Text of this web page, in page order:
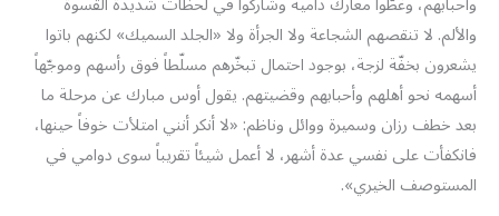
والألم. لا تنقصهم الشجاعة ولا الجرأة ولا «الجلد السميك» لكنهم باتوا
يشعرون بخفّة لزجة، بوجود احتمال تبخّرهم مسلّطاً فوق رأسهم وموجّهاً
أسهمه نحو أهلهم وأحبابهم وقضيتهم. يقول أوس مبارك عن مرحلة ما
بعد خطف رزان وسميرة ووائل وناظم: «لا أنكر أنني امتلأت خوفاً حينها،
فانكفأت على نفسي عدة أشهر، لا أعمل شيئاً تقريباً سوى دوامي في
المستوصف الخيري».